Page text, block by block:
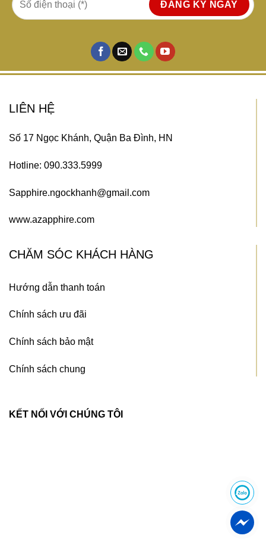
LIÊN HỆ
Số 17 Ngọc Khánh, Quận Ba Đình, HN
Hotline: 090.333.5999
Sapphire.ngockhanh@gmail.com
www.azapphire.com
CHĂM SÓC KHÁCH HÀNG
Hướng dẫn thanh toán
Chính sách ưu đãi
Chính sách bảo mật
Chính sách chung
KẾT NỐI VỚI CHÚNG TÔI